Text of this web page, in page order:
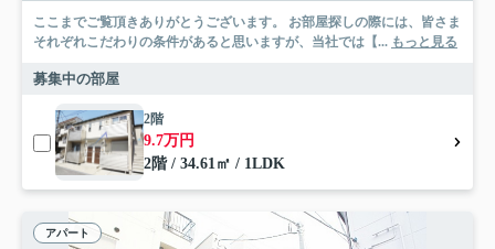
ここまでご覧頂きありがとうございます。 お部屋探しの際には、皆さま
それぞれこだわりの条件があると思いますが、当社では【... もっと見る
募集中の部屋
2階
9.7万円
2階 / 34.61㎡ / 1LDK
アパート